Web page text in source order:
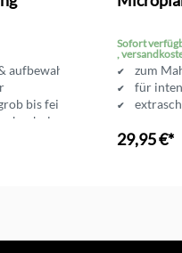
aufbewahren
bis fein
Sofort
,
zum
für
29,95 €*